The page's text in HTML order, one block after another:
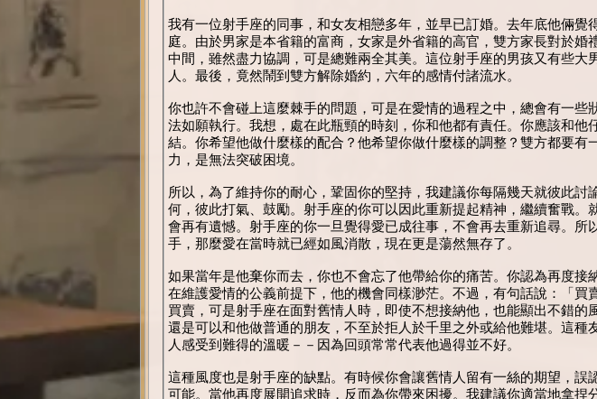
我有一位射手座的同事，和女友相戀多年，並早已訂婚。去年底他倆覺
庭。由於男家是本省籍的富商，女家是外省籍的高官，雙方家長對於婚
中間，雖然盡力協調，可是總難兩全其美。這位射手座的男孩又有些大
人。最後，竟然鬧到雙方解除婚約，六年的感情付諸流水。
你也許不會碰上這麼棘手的問題，可是在愛情的過程之中，總會有一些
法如願執行。我想，處在此瓶頸的時刻，你和他都有責任。你應該和他
結。你希望他做什麼樣的配合？他希望你做什麼樣的調整？雙方都要有
力，是無法突破困境。
所以，為了維持你的耐心，鞏固你的堅持，我建議你每隔幾天就彼此討
何，彼此打氣、鼓勵。射手座的你可以因此重新提起精神，繼續奮戰。
會再有遺憾。射手座的你一旦覺得愛已成往事，不會再去重新追尋。所
手，那麼愛在當時就已經如風消散，現在更是蕩然無存了。
如果當年是他棄你而去，你也不會忘了他帶給你的痛苦。你認為再度接
在維護愛情的公義前提下，他的機會同樣渺茫。不過，有句話說：「買
買賣，可是射手座在面對舊情人時，即使不想接納他，也能顯出不錯的
還是可以和他做普通的朋友，不至於拒人於千里之外或給他難堪。這種
人感受到難得的溫暖－－因為回頭常常代表他過得並不好。
這種風度也是射手座的缺點。有時候你會讓舊情人留有一絲的期望，誤
可能。當他再度展開追求時，反而為你帶來困擾。我建議你適當地拿捏